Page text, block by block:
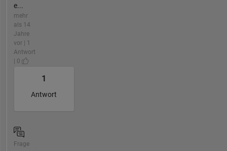
e...
mehr
als 14
Jahre
vor | 1
Antwort
| 0
1
Antwort
Frage